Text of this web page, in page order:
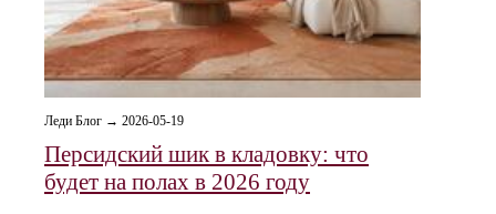
Леди Блог → 2026-05-19
Персидский шик в кладовку: что
будет на полах в 2026 году